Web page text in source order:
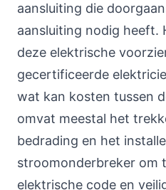
aansluiting die
aansluiting nodig heeft.
deze elektrische
gecertificeerde
wat kan kosten tussen
omvat meestal het
bedrading en het
stroomonderbreker om
elektrische code en